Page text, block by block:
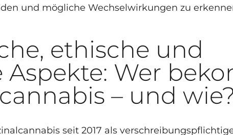
und mögliche Wechselwirkungen zu
ethische und
Aspekte: Wer
– und wie?
seit 2017 als